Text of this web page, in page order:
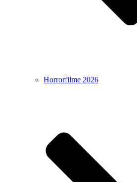
Horrorfilme 2026